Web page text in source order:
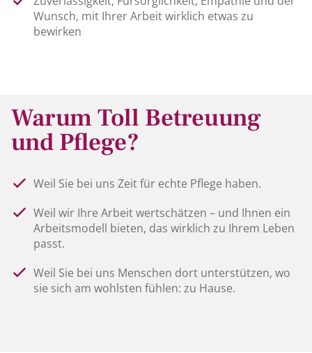
Wunsch, mit Ihrer Arbeit wirklich etwas zu
bewirken
Warum Toll Betreuung
und Pflege?
Weil Sie bei uns Zeit für echte Pflege haben.
Weil wir Ihre Arbeit wertschätzen – und Ihnen ein
Arbeitsmodell bieten, das wirklich zu Ihrem Leben
passt.
Weil Sie bei uns Menschen dort unterstützen, wo
sie sich am wohlsten fühlen: zu Hause.